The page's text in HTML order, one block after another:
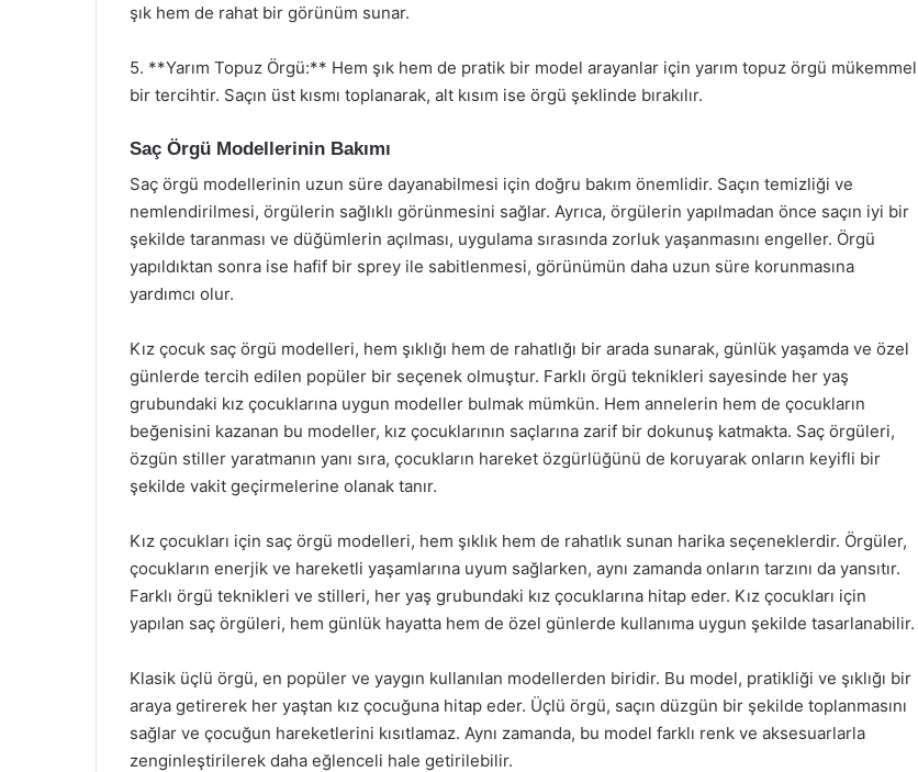
şık hem de rahat bir görünüm sunar.
5. **Yarım Topuz Örgü:** Hem şık hem de pratik bir model arayanlar için yarım topuz örgü mükemmel
bir tercihtir. Saçın üst kısmı toplanarak, alt kısım ise örgü şeklinde bırakılır.
Saç Örgü Modellerinin Bakımı
Saç örgü modellerinin uzun süre dayanabilmesi için doğru bakım önemlidir. Saçın temizliği ve
nemlendirilmesi, örgülerin sağlıklı görünmesini sağlar. Ayrıca, örgülerin yapılmadan önce saçın iyi bir
şekilde taranması ve düğümlerin açılması, uygulama sırasında zorluk yaşanmasını engeller. Örgü
yapıldıktan sonra ise hafif bir sprey ile sabitlenmesi, görünümün daha uzun süre korunmasına
yardımcı olur.
Kız çocuk saç örgü modelleri, hem şıklığı hem de rahatlığı bir arada sunarak, günlük yaşamda ve özel
günlerde tercih edilen popüler bir seçenek olmuştur. Farklı örgü teknikleri sayesinde her yaş
grubundaki kız çocuklarına uygun modeller bulmak mümkün. Hem annelerin hem de çocukların
beğenisini kazanan bu modeller, kız çocuklarının saçlarına zarif bir dokunuş katmakta. Saç örgüleri,
özgün stiller yaratmanın yanı sıra, çocukların hareket özgürlüğünü de koruyarak onların keyifli bir
şekilde vakit geçirmelerine olanak tanır.
Kız çocukları için saç örgü modelleri, hem şıklık hem de rahatlık sunan harika seçeneklerdir. Örgüler,
çocukların enerjik ve hareketli yaşamlarına uyum sağlarken, aynı zamanda onların tarzını da yansıtır.
Farklı örgü teknikleri ve stilleri, her yaş grubundaki kız çocuklarına hitap eder. Kız çocukları için
yapılan saç örgüleri, hem günlük hayatta hem de özel günlerde kullanıma uygun şekilde tasarlanabilir.
Klasik üçlü örgü, en popüler ve yaygın kullanılan modellerden biridir. Bu model, pratikliği ve şıklığı bir
araya getirerek her yaştan kız çocuğuna hitap eder. Üçlü örgü, saçın düzgün bir şekilde toplanmasını
sağlar ve çocuğun hareketlerini kısıtlamaz. Aynı zamanda, bu model farklı renk ve aksesuarlarla
zenginleştirilerek daha eğlenceli hale getirilebilir.